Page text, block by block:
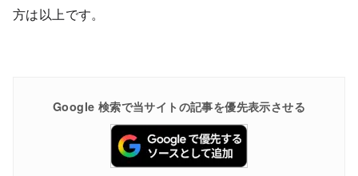
方は以上です。
Google 検索で当サイトの記事を優先表示させる